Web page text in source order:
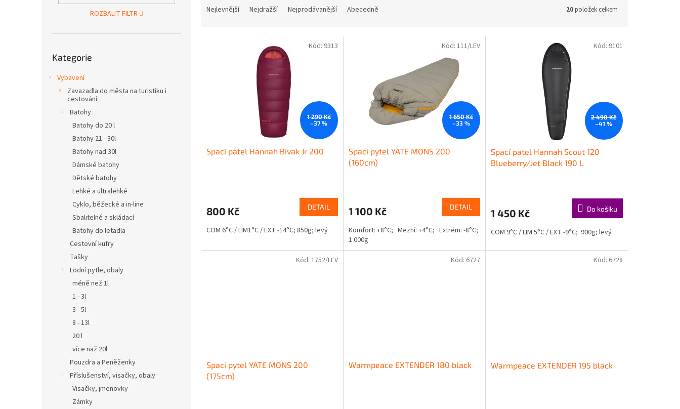
ROZBALIT FILTR
kategorie
Kategorie
Vybavení
Zavazadla do města na turistiku i
cestování
Batohy
Batohy do 20 l
Batohy 21 - 30l
Batohy nad 30l
Dámské batohy
Dětské batohy
Lehké a ultralehké
Cyklo, běžecké a in-line
Sbalitelné a skládací
Batohy do letadla
Cestovní kufry
Tašky
Lodní pytle, obaly
méně než 1l
1 - 3l
3 - 5l
8 - 13l
20 l
více naž 20l
Pouzdra a Peněženky
Příslušenství, visačky, obaly
Visačky, jmenovky
Zámky
Nejlevnější Nejdražší Nejprodávanější Abecedně 20položek celkem
1 290 Kč
–37 %
Spací patel Hannah Bivak Jr 200
800 Kč DETAIL
COM 6°C / LIM1°C / EXT -14°C; 850g; levý
Kód: 9313
1 650 Kč
–33 %
Spaci pytel YATE MONS 200
(160cm)
1 100 Kč DETAIL
Komfort: +8°C; Mezní: +4°C; Extrém: -8°C;
1 000g
Kód: 111/LEV
2 490 Kč
–41 %
Spací patel Hannah Scout 120
Blueberry/Jet Black 190 L
1 450 Kč Do košíku
COM 9°C / LIM 5°C / EXT -9°C; 900g; levý
Kód: 9101
Spaci pytel YATE MONS 200
(175cm)
Kód: 1752/LEV
Warmpeace EXTENDER 180 black
Kód: 6727
Warmpeace EXTENDER 195 black
Kód: 6728